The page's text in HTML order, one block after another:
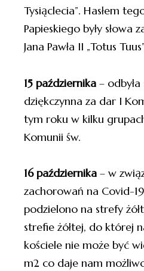
Tysiąclecia”. Hasłem
Papieskiego były słowa
Jana Pawła II „Totus
15 października – odbyła
dziękczynna za dar I
tym roku w kilku
Komunii św.
16 października – w
zachorowań na Covid-19
podzielono na strefy
strefie żółtej, do której
kościele nie może być
m2 co daje nam